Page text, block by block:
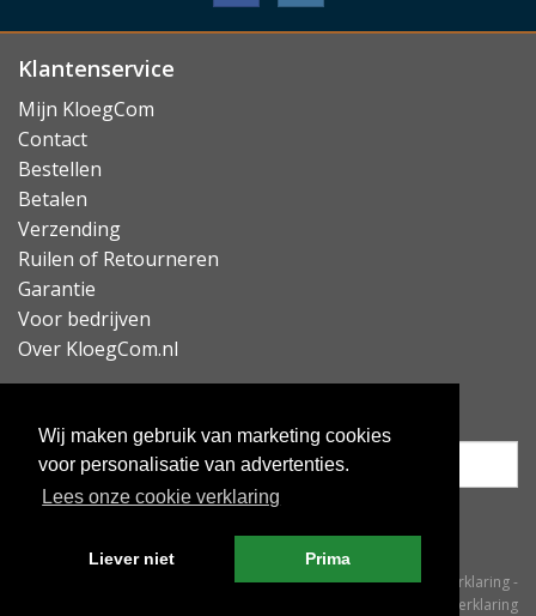
Wij maken gebruik van marketing cookies
voor personalisatie van advertenties.
Lees onze cookie verklaring
Liever niet Prima
Klantenservice
Mijn KloegCom
Contact
Bestellen
Betalen
Verzending
Ruilen of Retourneren
Garantie
Voor bedrijven
Over KloegCom.nl
Algemene voorwaarden-Cookieverklaring-
Privacyverklaring